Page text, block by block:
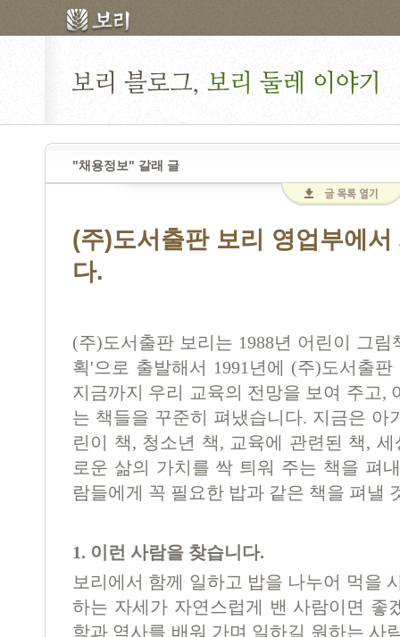
"채용정보" 갈래 글
(주)도서출판 보리 영업부에
다.
(주)도서출판 보리는 1988년 어린이 그
획'으로 출발해서 1991년에 (주)도서출판
지금까지 우리 교육의 전망을 보여 주고,
는 책들을 꾸준히 펴냈습니다. 지금은 아
린이 책, 청소년 책, 교육에 관련된 책, 세
로운 삶의 가치를 싹 틔워 주는 책을 펴
람들에게 꼭 필요한 밥과 같은 책을 펴낼
1. 이런 사람을 찾습니다.
보리에서 함께 일하고 밥을 나누어 먹을
하는 자세가 자연스럽게 밴 사람이면 좋
학과 역사를 배워 가며 일하길 원하는 사